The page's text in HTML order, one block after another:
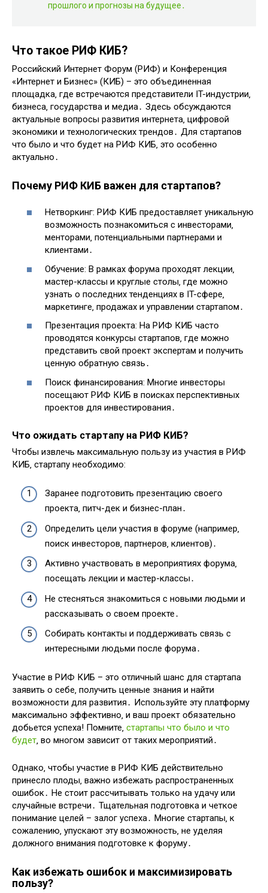
прошлого и прогнозы на будущее․
Что такое РИФ КИБ?
Российский Интернет Форум (РИФ) и Конференция
«Интернет и Бизнес» (КИБ) – это объединенная
площадка‚ где встречаются представители IT-индустрии‚
бизнеса‚ государства и медиа․ Здесь обсуждаются
актуальные вопросы развития интернета‚ цифровой
экономики и технологических трендов․ Для стартапов
что было и что будет на РИФ КИБ‚ это особенно
актуально․
Почему РИФ КИБ важен для стартапов?
Нетворкинг: РИФ КИБ предоставляет уникальную
возможность познакомиться с инвесторами‚
менторами‚ потенциальными партнерами и
клиентами․
Обучение: В рамках форума проходят лекции‚
мастер-классы и круглые столы‚ где можно
узнать о последних тенденциях в IT-сфере‚
маркетинге‚ продажах и управлении стартапом․
Презентация проекта: На РИФ КИБ часто
проводятся конкурсы стартапов‚ где можно
представить свой проект экспертам и получить
ценную обратную связь․
Поиск финансирования: Многие инвесторы
посещают РИФ КИБ в поисках перспективных
проектов для инвестирования․
Что ожидать стартапу на РИФ КИБ?
Чтобы извлечь максимальную пользу из участия в РИФ
КИБ‚ стартапу необходимо:
Заранее подготовить презентацию своего
проекта‚ питч-дек и бизнес-план․
Определить цели участия в форуме (например‚
поиск инвесторов‚ партнеров‚ клиентов)․
Активно участвовать в мероприятиях форума‚
посещать лекции и мастер-классы․
Не стесняться знакомиться с новыми людьми и
рассказывать о своем проекте․
Собирать контакты и поддерживать связь с
интересными людьми после форума․
Участие в РИФ КИБ – это отличный шанс для стартапа
заявить о себе‚ получить ценные знания и найти
возможности для развития․ Используйте эту платформу
максимально эффективно‚ и ваш проект обязательно
добьется успеха! Помните‚ стартапы что было и что
будет‚ во многом зависит от таких мероприятий․
Однако‚ чтобы участие в РИФ КИБ действительно
принесло плоды‚ важно избежать распространенных
ошибок․ Не стоит рассчитывать только на удачу или
случайные встречи․ Тщательная подготовка и четкое
понимание целей – залог успеха․ Многие стартапы‚ к
сожалению‚ упускают эту возможность‚ не уделяя
должного внимания подготовке к форуму․
Как избежать ошибок и максимизировать
пользу?